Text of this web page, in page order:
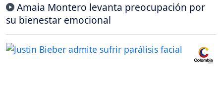
Amaia Montero levanta preocupación por
su bienestar emocional